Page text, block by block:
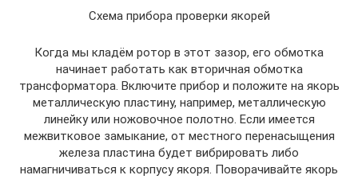
Схема прибора проверки якорей
Когда мы кладём ротор в этот зазор, его обмотка
начинает работать как вторичная обмотка
трансформатора. Включите прибор и положите на якорь
металлическую пластину, например, металлическую
линейку или ножовочное полотно. Если имеется
межвитковое замыкание, от местного перенасыщения
железа пластина будет вибрировать либо
намагничиваться к корпусу якоря. Поворачивайте якорь